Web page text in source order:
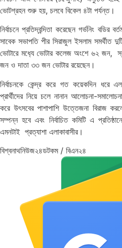
ভোটগ্রহন শুরু হয়, চলবে বিকেল ৪টা পর্যন্ত।
নির্বাচনে প্রতিদ্বন্দিতা করেছেন গর্ভনিং বডির
সাবেক সভাপতি পীর সিরাজুল ইসলাম সমর্থীত
ভোটারে মধ‌্যে ভোটার কলেজ অংশে ৬২ জন,
জন ও দাতা ৩৩ জন ভোটার রয়েছেন।
নির্বাচনকে কেন্দ্র করে গত কয়েকদিন ধরে
প্রার্থীদের নিয়ে চলে নানান আলোচনা-
করে উৎসবের পাশাপাশি উত্তেজনা বিরাজ
সম্পন্ন হবে এবং নির্বাচিত কমিটি এ
এমনটাই প্রত্যাশা এলাকাবাসীর।
বিশ্বনাথনিউজ২৪ডটকম / বিএন২৪